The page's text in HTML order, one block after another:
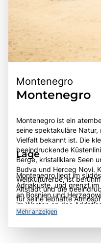
Montenegro
Montenegro
Montenegro ist ein
seine spektakuläre
Vielfalt bekannt ist. Die
beeindruckende
Berge, kristallklare Seen
Budva und Herceg Novi.
Weltkulturerbe, ist
Altstadt und die
für seine lebhafte
bekannt ist. Montenegro
wurde, darunter die
Lage
Montenegro liegt im
Adriaküste, und grenzt
an Bosnien und
im Westen an das
Land von
Mehr anzeigen